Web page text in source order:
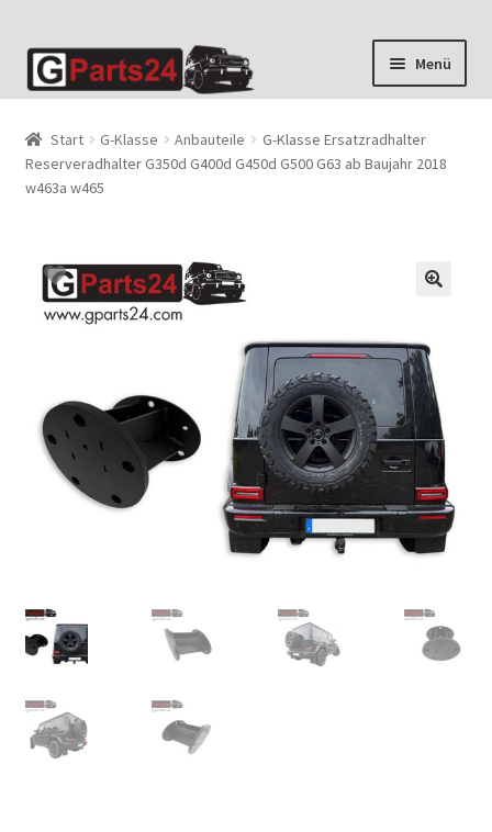
Zur
Navigation
Zum
Inhalt
Menü
Start G-Klasse Anbauteile
G-Klasse Ersatzradhalter
Reserveradhalter G350d G400d G450d G500 G63 ab Baujahr 2018
w463a w465